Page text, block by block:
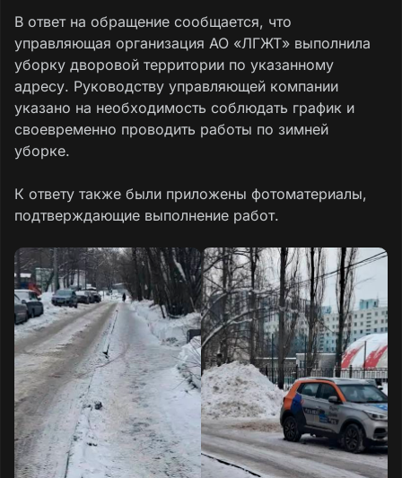
В ответ на обращение сообщается, что
управляющая организация АО «ЛГЖТ» выполнила
уборку дворовой территории по указанному
адресу. Руководству управляющей компании
указано на необходимость соблюдать график и
своевременно проводить работы по зимней
уборке.
К ответу также были приложены фотоматериалы,
подтверждающие выполнение работ.